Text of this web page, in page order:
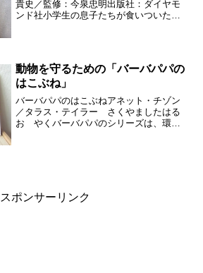
貴史／監修：今泉忠明出版社：ダイヤモ
ンド社小学生の息子たちが食いついた、
いので、「えっ、そうだっ...
動物を守るための「バーバパパの
はこぶね」
バーバパパのはこぶねアネット・チゾン
／タラス・テイラー さくやましたはる
お やくバーバパパのシリーズは、環境
スポンサーリンク